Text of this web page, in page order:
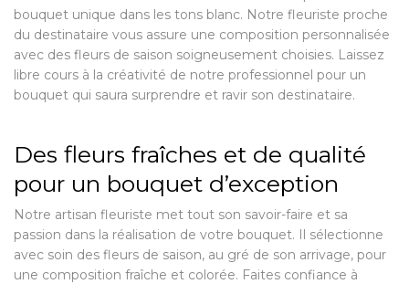
bouquet unique dans les tons blanc. Notre fleuriste proche
du destinataire vous assure une composition personnalisée
avec des fleurs de saison soigneusement choisies. Laissez
libre cours à la créativité de notre professionnel pour un
bouquet qui saura surprendre et ravir son destinataire.
Des fleurs fraîches et de qualité
pour un bouquet d’exception
Notre artisan fleuriste met tout son savoir-faire et sa
passion dans la réalisation de votre bouquet. Il sélectionne
avec soin des fleurs de saison, au gré de son arrivage, pour
une composition fraîche et colorée. Faites confiance à